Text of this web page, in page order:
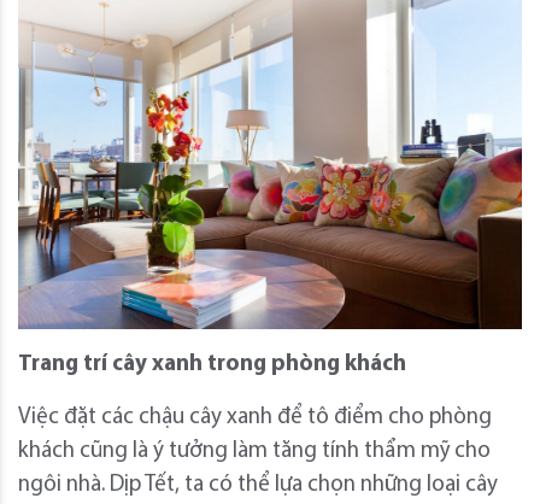
Trang trí cây xanh trong phòng khách
Việc đặt các chậu cây xanh để tô điểm cho phòng
khách cũng là ý tưởng làm tăng tính thẩm mỹ cho
ngôi nhà. Dịp Tết, ta có thể lựa chọn những loại cây